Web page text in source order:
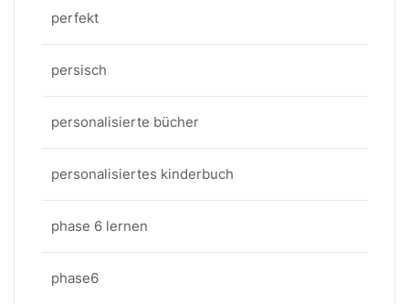
perfekt
persisch
personalisierte bücher
personalisiertes kinderbuch
phase 6 lernen
phase6